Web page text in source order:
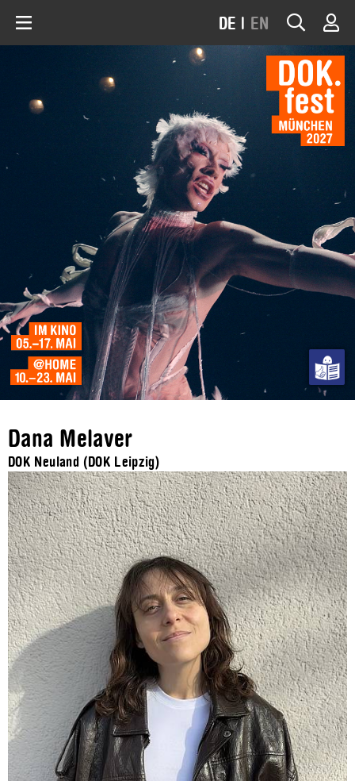
DE | EN
Dana Melaver
DOK Neuland (DOK Leipzig)